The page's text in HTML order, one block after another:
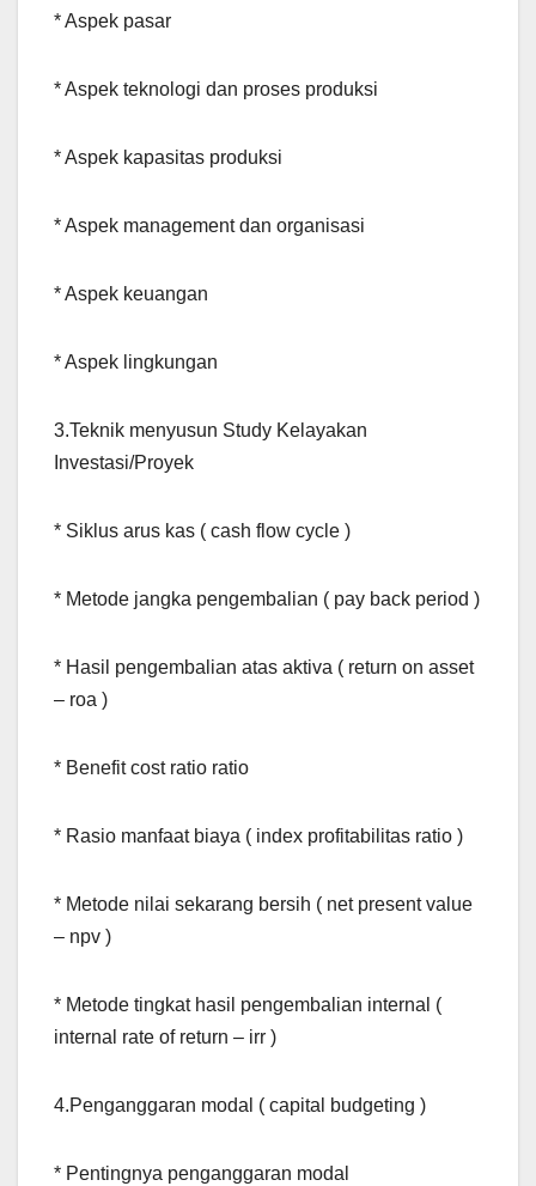
* Aspek pasar
* Aspek teknologi dan proses produksi
* Aspek kapasitas produksi
* Aspek management dan organisasi
* Aspek keuangan
* Aspek lingkungan
3.Teknik menyusun Study Kelayakan
Investasi/Proyek
* Siklus arus kas ( cash flow cycle )
* Metode jangka pengembalian ( pay back period )
* Hasil pengembalian atas aktiva ( return on asset
– roa )
* Benefit cost ratio ratio
* Rasio manfaat biaya ( index profitabilitas ratio )
* Metode nilai sekarang bersih ( net present value
– npv )
* Metode tingkat hasil pengembalian internal (
internal rate of return – irr )
4.Penganggaran modal ( capital budgeting )
* Pentingnya penganggaran modal